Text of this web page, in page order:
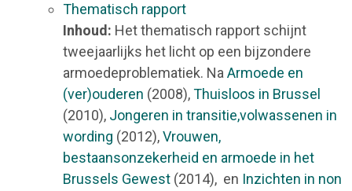
Thematisch rapport
Inhoud: Het thematisch rapport schijnt
tweejaarlijks het licht op een bijzondere
armoedeproblematiek. Na Armoede en
(ver)ouderen (2008),Thuisloos in Brussel
(2010), Jongeren in transitie,volwassenen in
wording (2012),Vrouwen,
bestaansonzekerheid en armoede in het
Brussels Gewest (2014), en Inzichten in non